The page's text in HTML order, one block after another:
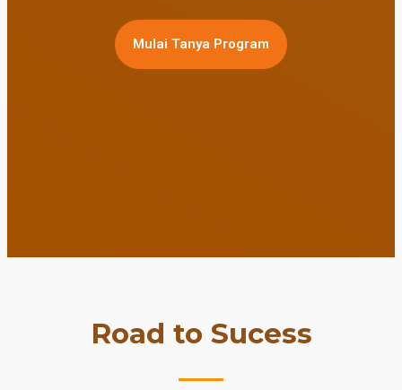
Mulai Tanya Program
Road to Sucess